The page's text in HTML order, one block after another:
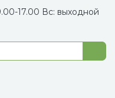
17.00 Вс: выходной